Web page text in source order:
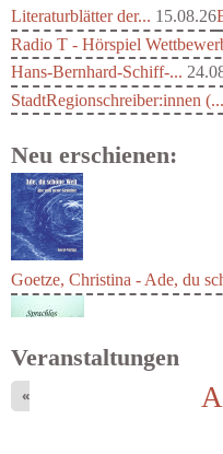
Literaturblätter der... 15.08.26
Radio T - Hörspiel
Hans-Bernhard-Schiff-...
StadtRegionschreiber:innen (...
Neu erschienen:
Goetze, Christina - Ade, du
Veranstaltungen
«